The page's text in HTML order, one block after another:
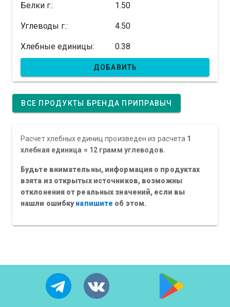
Белки г.: 1.50
Углеводы г.: 4.50
Хлебные единицы: 0.38
ДОБАВИТЬ
ВСЕ ПРОДУКТЫ БРЕНДА ПРИПРАВЫЧ
Расчет хлебных единиц произведен из расчета 1
хлебная единица = 12 грамм углеводов.
Будьте внимательны, информация о продуктах
взята из открытых источников, возможны
отклонения от реальных значений, если вы
нашли ошибкунапишите об этом.